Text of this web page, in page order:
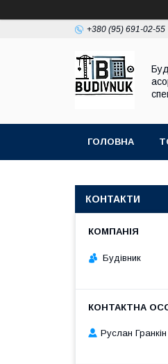
+380 (95) 691-02-55
ГОЛОВНА
КОНТАКТИ
Будівник
Руслан Гранкін